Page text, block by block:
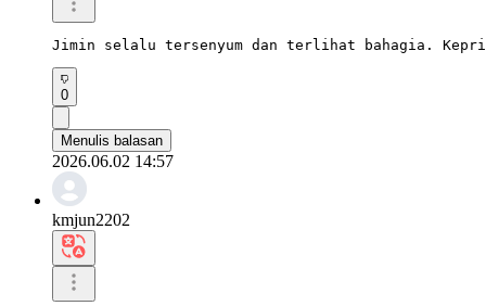
Jimin selalu tersenyum dan terlihat bahagia.
0
Menulis balasan
2026.06.02 14:57
kmjun2202